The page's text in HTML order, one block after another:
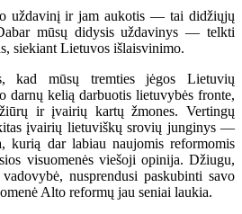
uždavinį ir jam aukotis — tai didžiųjų
mūsų didysis uždavinys — telkti
siekiant Lietuvos išlaisvinimo.
mūsų tremties jėgos Lietuvių
darnų kelią darbuotis lietuvybės fronte,
ir įvairių kartų žmones. Vertingų
įvairių lietuviškų srovių junginys —
kurią dar labiau naujomis reformomis
visuomenės viešoji opinija. Džiugu,
nusprendusi paskubinti savo
Alto reformų jau seniai laukia.